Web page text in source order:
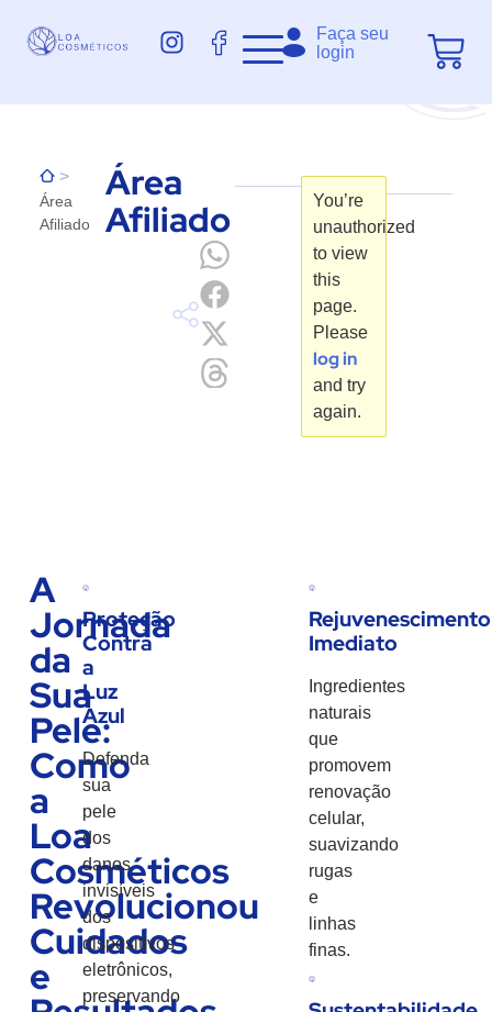
Faça seu
login
>
Área
Afiliado
Área
Afiliado
You’re
unauthorized
to view
this
page.
Please
log in
and try
again.
A
Jornada
da
Sua
Pele:
Como
a
Loa
Cosméticos
Revolucionou
Cuidados
e
Proteção
Contra
a
Luz
Azul
Defenda
sua
pele
dos
danos
invisíveis
dos
dispositivos
eletrônicos,
preservando
Rejuvenescimento
Imediato
Ingredientes
naturais
que
promovem
renovação
celular,
suavizando
rugas
e
linhas
finas.